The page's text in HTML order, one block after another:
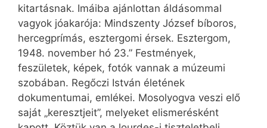
kitartásnak. Imáiba ajánlottan áldásommal
vagyok jóakarója: Mindszenty József bíboros,
hercegprímás, esztergomi érsek. Esztergom,
1948. november hó 23.” Festmények,
feszületek, képek, fotók vannak a múzeumi
szobában. Regőczi István életének
dokumentumai, emlékei. Mosolyogva veszi elő
saját „keresztjeit”, melyeket elismerésként